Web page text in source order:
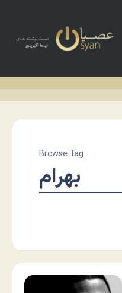
Browse Tag
بهرام